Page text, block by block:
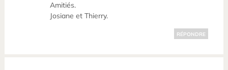
Amitiés.
Josiane et Thierry.
RÉPONDRE